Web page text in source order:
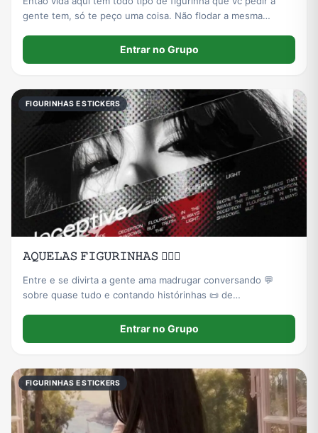
gente tem, só te peço uma coisa. Não flodar a mesma
Entrar no Grupo
FIGURINHAS E STICKERS
𝙰𝚀𝚄𝙴𝙻𝙰𝚂 𝙵𝙸𝙶𝚄𝚁𝙸𝙽𝙷𝙰𝚂 🙇🏻‍♀️
Entre e se divirta a gente ama madrugar conversando 💬
sobre quase tudo e contando histórinhas 📜 de
Entrar no Grupo
FIGURINHAS E STICKERS